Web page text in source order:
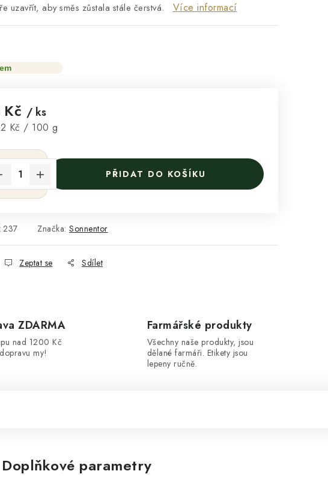
uzavřít, aby směs zůstala stále čerstvá.
Více informací
Kč / ks
cena:
Kč / 100 g
PŘIDAT DO KOŠÍKU
237 Značka: Sonnentor
Zeptat se Sdílet
ZDARMA
nad 1200 Kč
my!
Farmářské produkty
Všechny naše produkty, jsou
dělané farmáři. Etikety jsou
lepeny ručně.
Doplňkové parametry